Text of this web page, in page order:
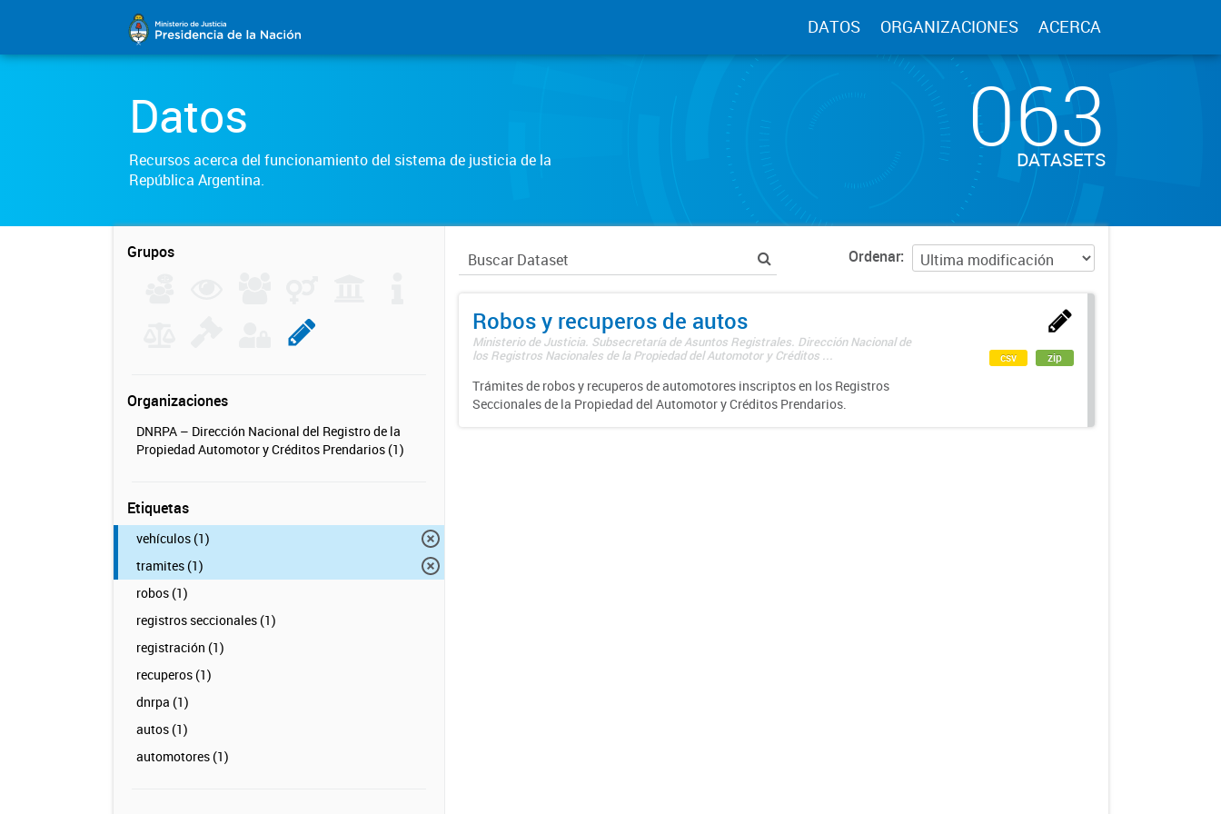
DATOS ORGANIZACIONES ACERCA
Datos
Recursos acerca del funcionamiento del sistema de justicia de la
República Argentina.
063
DATASETS
Grupos
Organizaciones
DNRPA – Dirección Nacional del Registro de la
Propiedad Automotor y Créditos Prendarios (1)
Etiquetas
vehículos (1)
tramites (1)
robos (1)
registros seccionales (1)
registración (1)
recuperos (1)
dnrpa (1)
autos (1)
automotores (1)
Ordenar
Robos y recuperos de autos
Ministerio de Justicia. Subsecretaría de Asuntos Registrales. Dirección Nacional de
los Registros Nacionales de la Propiedad del Automotor y Créditos ...
Trámites de robos y recuperos de automotores inscriptos en los Registros
Seccionales de la Propiedad del Automotor y Créditos Prendarios.
csv zip